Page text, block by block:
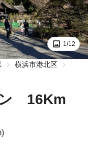
1/12
横浜市港北区
ン 16Km